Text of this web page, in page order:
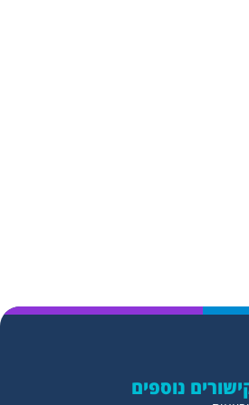
נוספים